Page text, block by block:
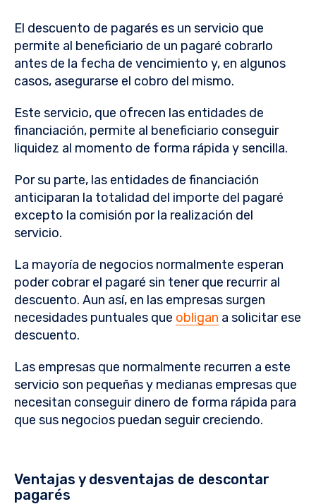
El descuento de pagarés es un servicio que
permite al beneficiario de un pagaré cobrarlo
antes de la fecha de vencimiento y, en algunos
casos, asegurarse el cobro del mismo.
Este servicio, que ofrecen las entidades de
financiación, permite al beneficiario conseguir
liquidez al momento de forma rápida y sencilla.
Por su parte, las entidades de financiación
anticiparan la totalidad del importe del pagaré
excepto la comisión por la realización del
servicio.
La mayoría de negocios normalmente esperan
poder cobrar el pagaré sin tener que recurrir al
descuento. Aun así, en las empresas surgen
necesidades puntuales que obligan a solicitar ese
descuento.
Las empresas que normalmente recurren a este
servicio son pequeñas y medianas empresas que
necesitan conseguir dinero de forma rápida para
que sus negocios puedan seguir creciendo.
Ventajas y desventajas de descontar
pagarés